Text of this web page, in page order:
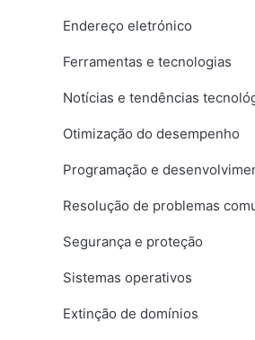
Endereço eletrónico
Ferramentas e tecnologias
Notícias e tendências
Otimização do desempenho
Programação e
Resolução de problemas
Segurança e proteção
Sistemas operativos
Extinção de domínios